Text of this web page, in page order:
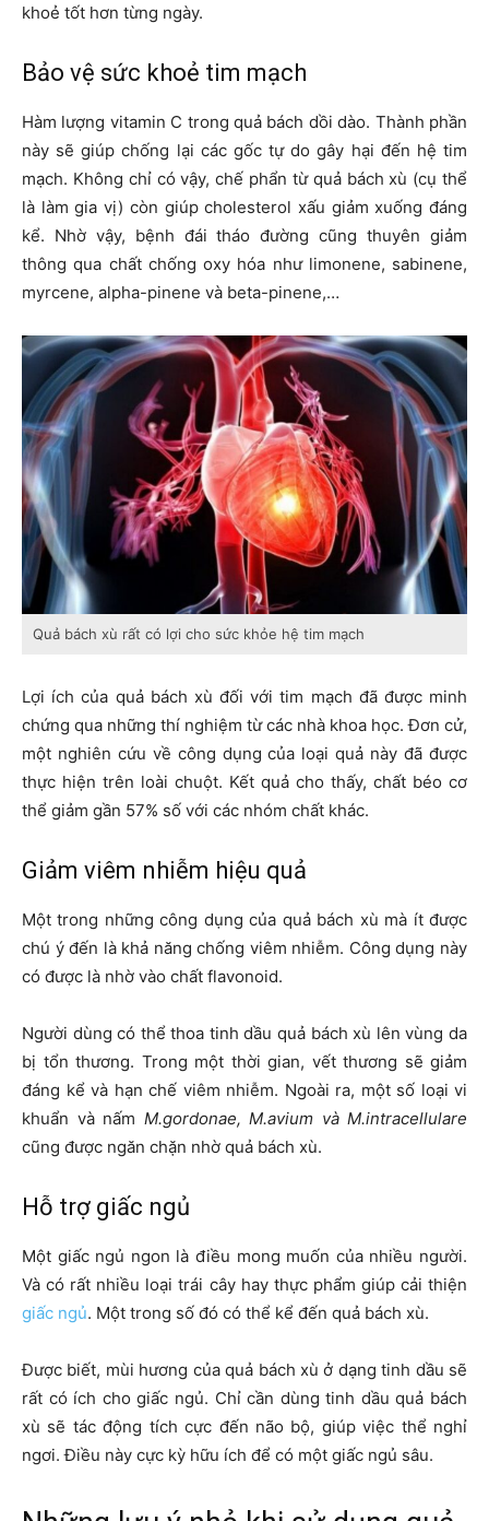
khoẻ tốt hơn từng ngày.
Bảo vệ sức khoẻ tim mạch
Hàm lượng vitamin C trong quả bách dồi dào. Thành phần
này sẽ giúp chống lại các gốc tự do gây hại đến hệ tim
mạch. Không chỉ có vậy, chế phẩn từ quả bách xù (cụ thể
là làm gia vị) còn giúp cholesterol xấu giảm xuống đáng
kể. Nhờ vậy, bệnh đái tháo đường cũng thuyên giảm
thông qua chất chống oxy hóa như limonene, sabinene,
myrcene, alpha-pinene và beta-pinene,…
Quả bách xù rất có lợi cho sức khỏe hệ tim mạch
Lợi ích của quả bách xù đối với tim mạch đã được minh
chứng qua những thí nghiệm từ các nhà khoa học. Đơn cử,
một nghiên cứu về công dụng của loại quả này đã được
thực hiện trên loài chuột. Kết quả cho thấy, chất béo cơ
thể giảm gần 57% số với các nhóm chất khác.
Giảm viêm nhiễm hiệu quả
Một trong những công dụng của quả bách xù mà ít được
chú ý đến là khả năng chống viêm nhiễm. Công dụng này
có được là nhờ vào chất flavonoid.
Người dùng có thể thoa tinh dầu quả bách xù lên vùng da
bị tổn thương. Trong một thời gian, vết thương sẽ giảm
đáng kể và hạn chế viêm nhiễm. Ngoài ra, một số loại vi
khuẩn và nấm M.gordonae, M.avium và M.intracellulare
cũng được ngăn chặn nhờ quả bách xù.
Hỗ trợ giấc ngủ
Một giấc ngủ ngon là điều mong muốn của nhiều người.
Và có rất nhiều loại trái cây hay thực phẩm giúp cải thiện
giấc ngủ. Một trong số đó có thể kể đến quả bách xù.
Được biết, mùi hương của quả bách xù ở dạng tinh dầu sẽ
rất có ích cho giấc ngủ. Chỉ cần dùng tinh dầu quả bách
xù sẽ tác động tích cực đến não bộ, giúp việc thể nghỉ
ngơi. Điều này cực kỳ hữu ích để có một giấc ngủ sâu.